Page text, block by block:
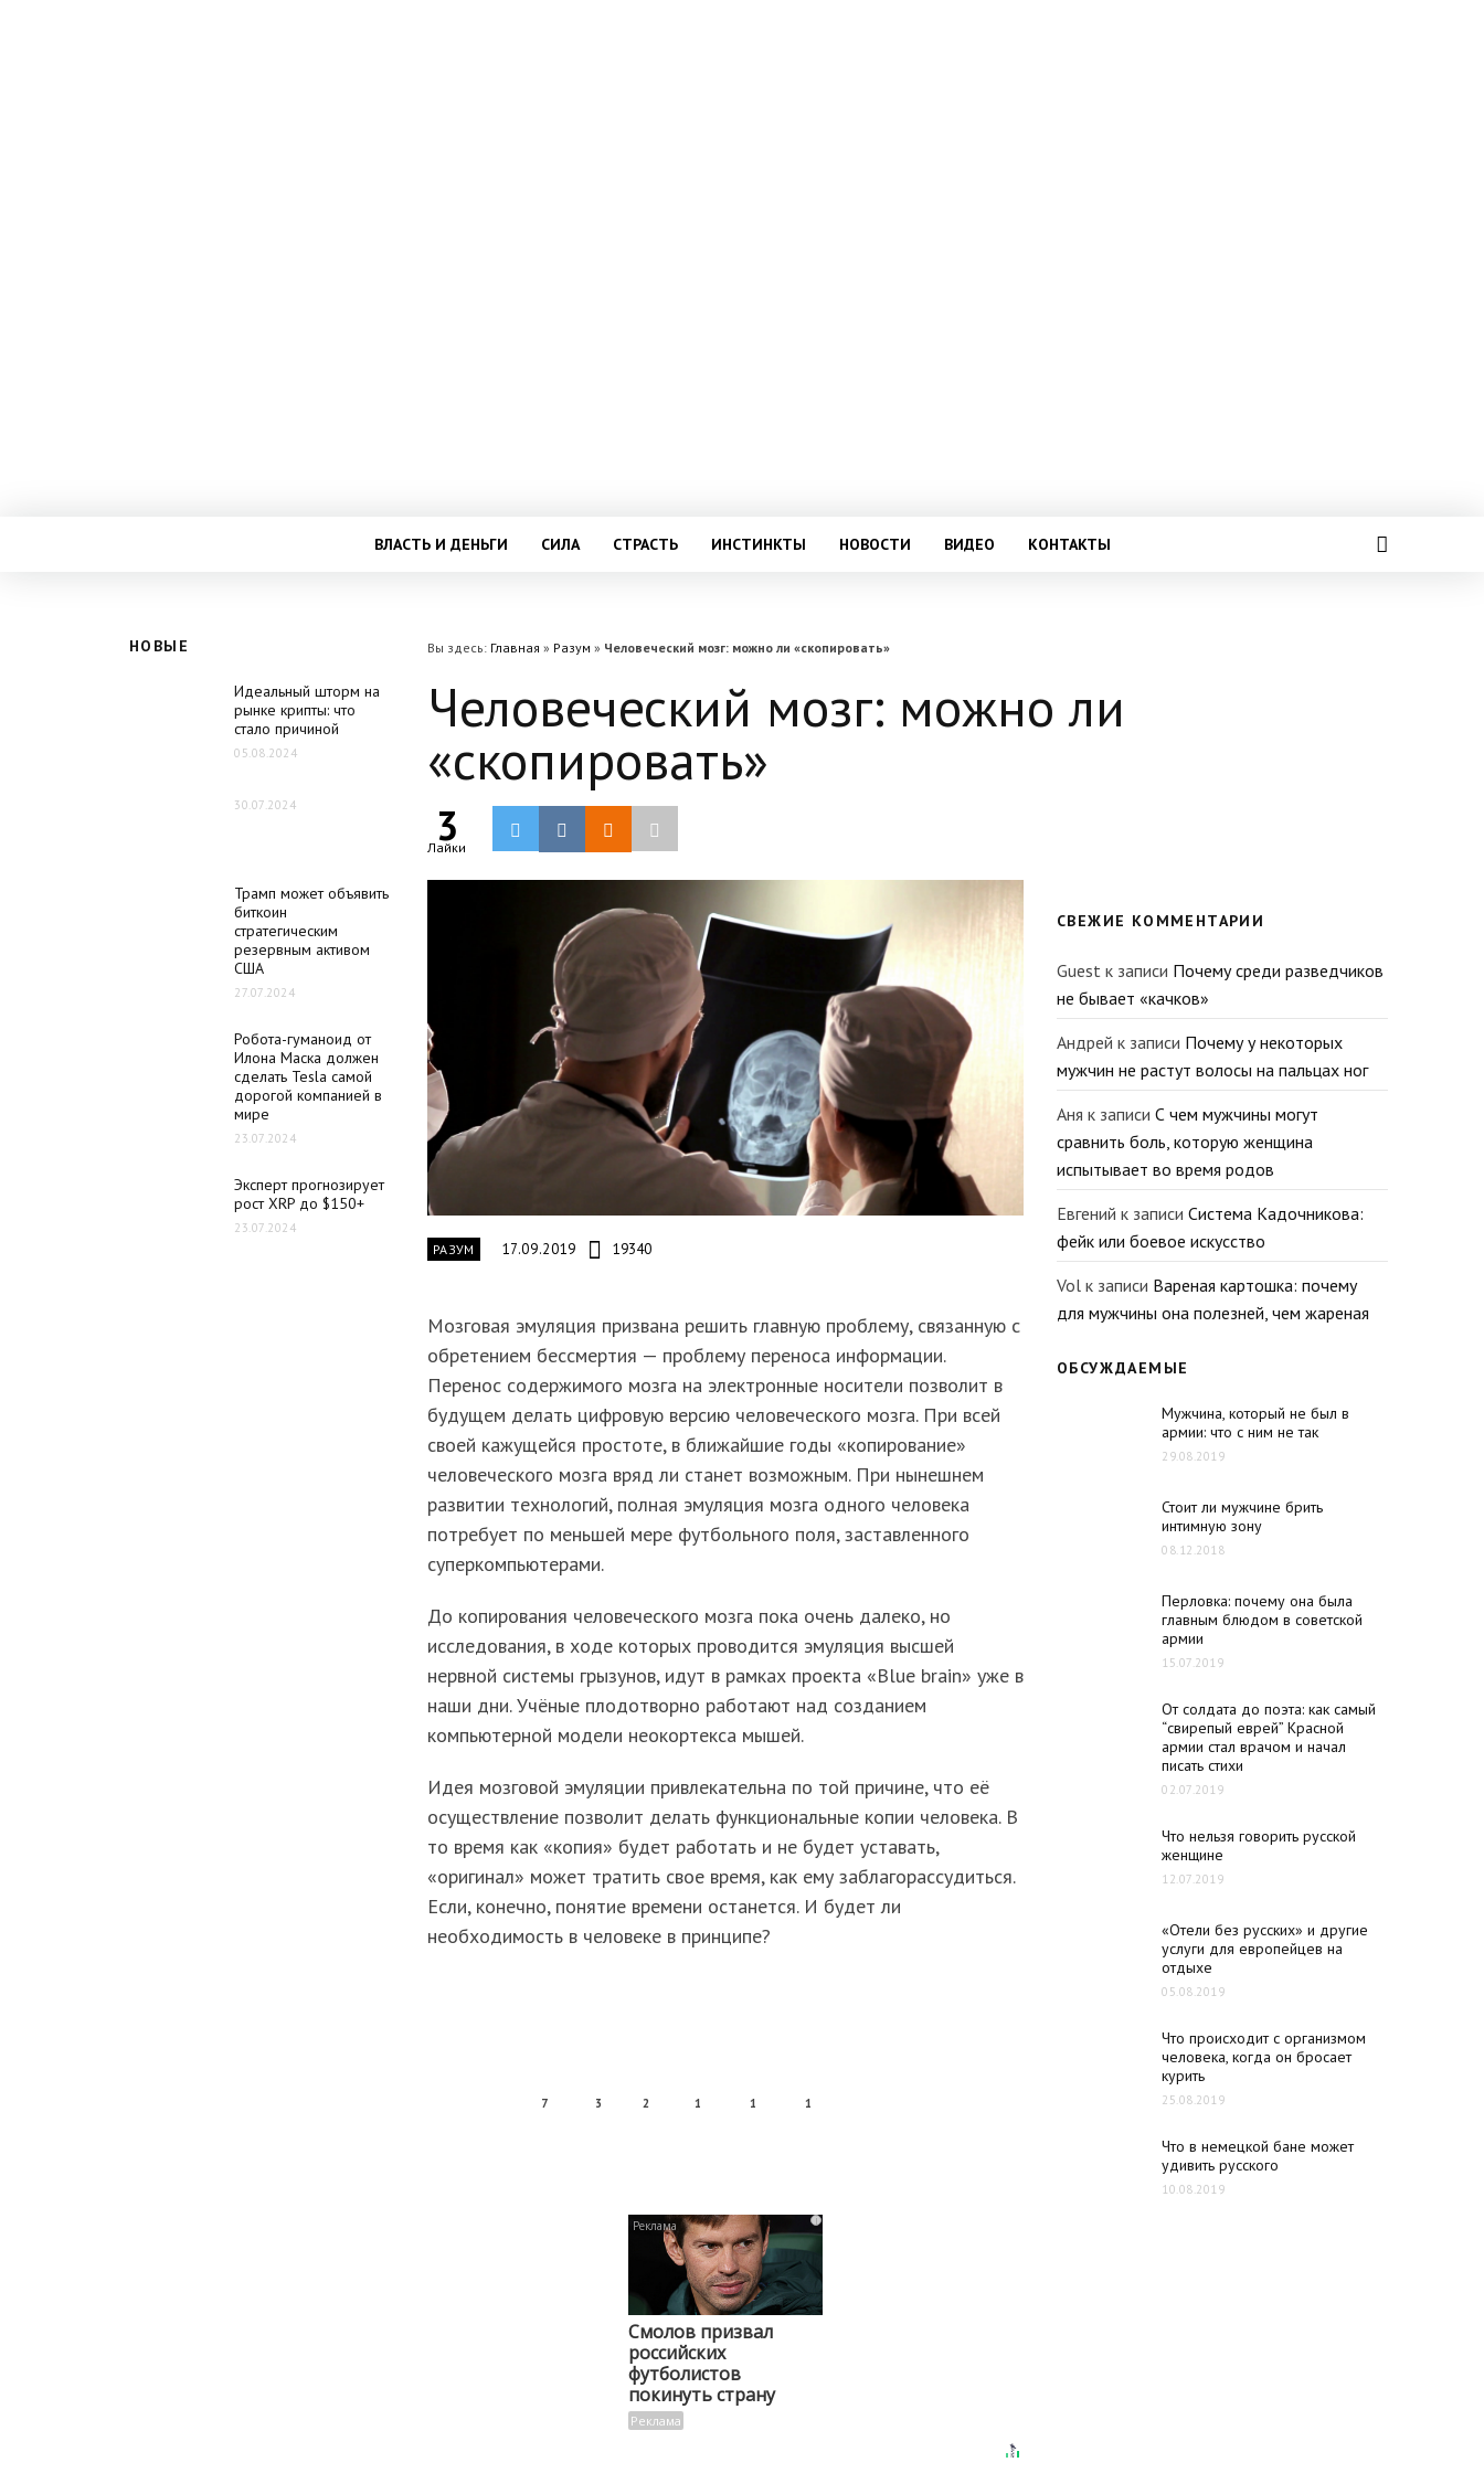
ВЛАСТЬ И ДЕНЬГИ СИЛА СТРАСТЬ ИНСТИНКТЫ НОВОСТИ ВИДЕО КОНТАКТЫ
НОВЫЕ
Идеальный шторм на
рынке крипты: что
стало причиной
05.08.2024
30.07.2024
Трамп может объявить
биткоин
стратегическим
резервным активом
США
27.07.2024
Робота-гуманоид от
Илона Маска должен
сделать Tesla самой
дорогой компанией в
мире
23.07.2024
Эксперт прогнозирует
рост XRP до $150+
23.07.2024
Вы здесь: Главная » Разум » Человеческий мозг: можно ли «скопировать»
Человеческий мозг: можно ли
«скопировать»
3
Лайки
РАЗУМ 17.09.2019 19340
Мозговая эмуляция призвана решить главную проблему, связанную с
обретением бессмертия — проблему переноса информации.
Перенос содержимого мозга на электронные носители позволит в
будущем делать цифровую версию человеческого мозга. При всей
своей кажущейся простоте, в ближайшие годы «копирование»
человеческого мозга вряд ли станет возможным. При нынешнем
развитии технологий, полная эмуляция мозга одного человека
потребует по меньшей мере футбольного поля, заставленного
суперкомпьютерами.
До копирования человеческого мозга пока очень далеко, но
исследования, в ходе которых проводится эмуляция высшей
нервной системы грызунов, идут в рамках проекта «Blue brain» уже в
наши дни. Учёные плодотворно работают над созданием
компьютерной модели неокортекса мышей.
Идея мозговой эмуляции привлекательна по той причине, что её
осуществление позволит делать функциональные копии человека. В
то время как «копия» будет работать и не будет уставать,
«оригинал» может тратить свое время, как ему заблагорассудиться.
Если, конечно, понятие времени останется. И будет ли
необходимость в человеке в принципе?
7 3 2 1 1 1
i
Смолов призвал
российских
футболистов
покинуть страну
СВЕЖИЕ КОММЕНТАРИИ
Guest к записи Почему среди разведчиков
не бывает «качков»
Андрей к записи Почему у некоторых
мужчин не растут волосы на пальцах ног
Аня к записи С чем мужчины могут
сравнить боль, которую женщина
испытывает во время родов
Евгений к записи Система Кадочникова:
фейк или боевое искусство
Vol к записи Вареная картошка: почему
для мужчины она полезней, чем жареная
ОБСУЖДАЕМЫЕ
Мужчина, который не был в
армии: что с ним не так
29.08.2019
Стоит ли мужчине брить
интимную зону
08.12.2018
Перловка: почему она была
главным блюдом в советской
армии
15.07.2019
От солдата до поэта: как самый
“свирепый еврей” Красной
армии стал врачом и начал
писать стихи
02.07.2019
Что нельзя говорить русской
женщине
12.07.2019
«Отели без русских» и другие
услуги для европейцев на
отдыхе
05.08.2019
Что происходит с организмом
человека, когда он бросает
курить
25.08.2019
Что в немецкой бане может
удивить русского
10.08.2019